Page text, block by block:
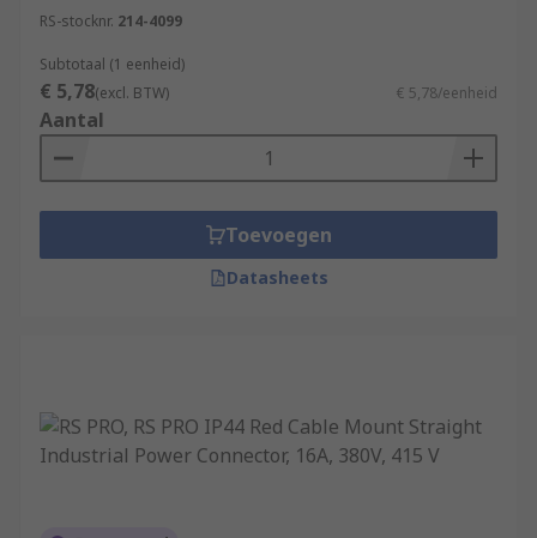
RS-stocknr. 214-4099
Subtotaal (1 eenheid)
€ 5,78(excl. BTW) € 5,78/eenheid
Aantal
Toevoegen
Datasheets